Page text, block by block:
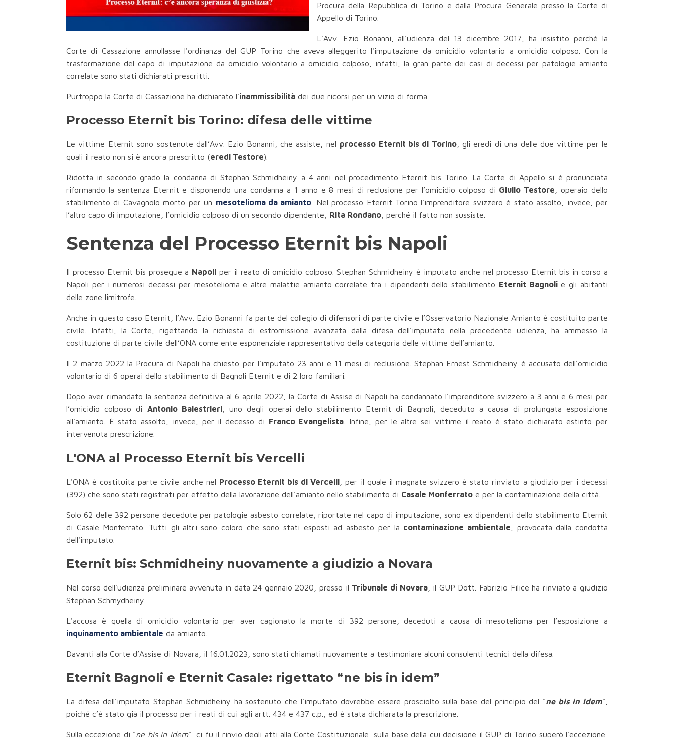
Procura della Repubblica di Torino e dalla Procura Generale presso la Corte di
Appello di Torino.
L'Avv. Ezio Bonanni, all'udienza del 13 dicembre 2017, ha insistito perché la
Corte di Cassazione annullasse l'ordinanza del GUP Torino che aveva alleggerito l'imputazione da omicidio volontario a omicidio colposo. Con la
trasformazione del capo di imputazione da omicidio volontario a omicidio colposo, infatti, la gran parte dei casi di decessi per patologie amianto
correlate sono stati dichiarati prescritti.
Purtroppo la Corte di Cassazione ha dichiarato l'inammissibilità dei due ricorsi per un vizio di forma.
Processo Eternit bis Torino: difesa delle vittime
Le vittime Eternit sono sostenute dall’Avv. Ezio Bonanni, che assiste, nel processo Eternit bis di Torino, gli eredi di una delle due vittime per le
quali il reato non si è ancora prescritto (eredi Testore).
Ridotta in secondo grado la condanna di Stephan Schmidheiny a 4 anni nel procedimento Eternit bis Torino. La Corte di Appello si è pronunciata
riformando la sentenza Eternit e disponendo una condanna a 1 anno e 8 mesi di reclusione per l’omicidio colposo di Giulio Testore , operaio dello
stabilimento di Cavagnolo morto per un mesotelioma da amianto . Nel processo Eternit Torino l’imprenditore svizzero è stato assolto, invece, per
l’altro capo di imputazione, l’omicidio colposo di un secondo dipendente, Rita Rondano , perché il fatto non sussiste.
Sentenza del Processo Eternit bis Napoli
Il processo Eternit bis prosegue a Napoli per il reato di omicidio colposo. Stephan Schmidheiny è imputato anche nel processo Eternit bis in corso a
Napoli per i numerosi decessi per mesotelioma e altre malattie amianto correlate tra i dipendenti dello stabilimento Eternit Bagnolie gli abitanti
delle zone limitrofe.
Anche in questo caso Eternit, l’Avv. Ezio Bonanni fa parte del collegio di difensori di parte civile e l’Osservatorio Nazionale Amianto è costituito parte
civile. Infatti, la Corte, rigettando la richiesta di estromissione avanzata dalla difesa dell’imputato nella precedente udienza, ha ammesso la
costituzione di parte civile dell’ONA come ente esponenziale rappresentativo della categoria delle vittime dell’amianto.
Il 2 marzo 2022 la Procura di Napoli ha chiesto per l’imputato 23 anni e 11 mesi di reclusione. Stephan Ernest Schmidheiny è accusato dell’omicidio
volontario di 6 operai dello stabilimento di Bagnoli Eternit e di 2 loro familiari.
Dopo aver rimandato la sentenza definitiva al 6 aprile 2022, la Corte di Assise di Napoli ha condannato l’imprenditore svizzero a 3 anni e 6 mesi per
l’omicidio colposo di Antonio Balestrieri, uno degli operai dello stabilimento Eternit di Bagnoli, deceduto a causa di prolungata esposizione
all’amianto. È stato assolto, invece, per il decesso di Franco Evangelista . Infine, per le altre sei vittime il reato è stato dichiarato estinto per
intervenuta prescrizione.
L'ONA al Processo Eternit bis Vercelli
L'ONA è costituita parte civile anche nel Processo Eternit bis di Vercelli , per il quale il magnate svizzero è stato rinviato a giudizio per i decessi
(392) che sono stati registrati per effetto della lavorazione dell'amianto nello stabilimento di Casale Monferrato e per la contaminazione della città.
Solo 62 delle 392 persone decedute per patologie asbesto correlate, riportate nel capo di imputazione, sono ex dipendenti dello stabilimento Eternit
di Casale Monferrato. Tutti gli altri sono coloro che sono stati esposti ad asbesto per la contaminazione ambientale , provocata dalla condotta
dell'imputato.
Eternit bis: Schmidheiny nuovamente a giudizio a Novara
Nel corso dell'udienza preliminare avvenuta in data 24 gennaio 2020, presso il Tribunale di Novara, il GUP Dott. Fabrizio Filice ha rinviato a giudizio
Stephan Schmydheiny.
L'accusa è quella di omicidio volontario per aver cagionato la morte di 392 persone, deceduti a causa di mesotelioma per l’esposizione a
inquinamento ambientale da amianto.
Davanti alla Corte d’Assise di Novara, il 16.01.2023, sono stati chiamati nuovamente a testimoniare alcuni consulenti tecnici della difesa.
Eternit Bagnoli e Eternit Casale: rigettato “ne bis in idem”
La difesa dell’imputato Stephan Schmidheiny ha sostenuto che l’imputato dovrebbe essere prosciolto sulla base del principio del "ne bis in idem",
poiché c’è stato già il processo per i reati di cui agli artt. 434 e 437 c.p., ed è stata dichiarata la prescrizione.
Sulla eccezione di "ne bis in idem", ci fu il rinvio degli atti alla Corte Costituzionale, sulla base della cui decisione il GUP di Torino superò l’eccezione,